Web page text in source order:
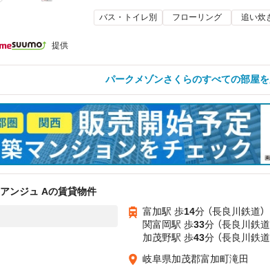
バス・トイレ別 フローリング 追い炊
提供
パークメゾンさくらのすべての部屋
アンジュ Aの賃貸物件
富加駅 歩14分 （長良川鉄道）
関富岡駅 歩33分 （長良川鉄道
加茂野駅 歩43分 （長良川鉄道
岐阜県加茂郡富加町滝田